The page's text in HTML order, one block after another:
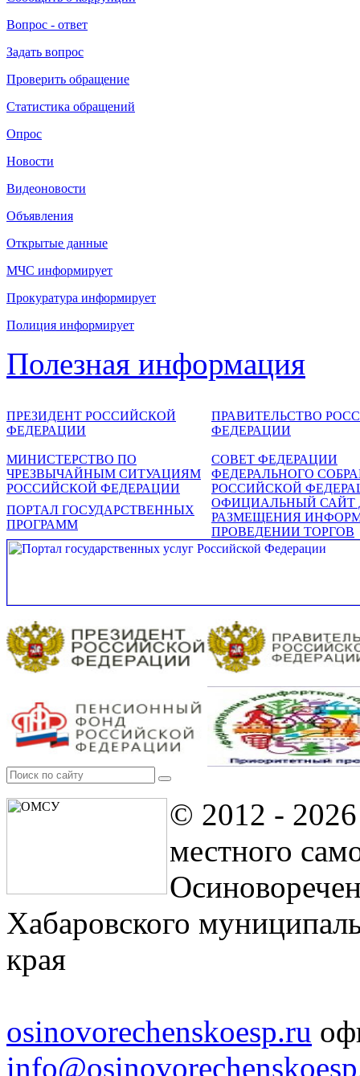
Вопрос - ответ
Задать вопрос
Проверить обращение
Статистика обращений
Опрос
Новости
Видеоновости
Объявления
Открытые данные
МЧС информирует
Прокуратура информирует
Полиция информирует
Полезная информация
ПРЕЗИДЕНТ РОССИЙСКОЙ
ФЕДЕРАЦИИ
ПРАВИТЕЛЬСТВО
ФЕДЕРАЦИИ
МИНИСТЕРСТВО ПО
ЧРЕЗВЫЧАЙНЫМ СИТУАЦИЯМ
РОССИЙСКОЙ ФЕДЕРАЦИИ
СОВЕТ ФЕДЕРАЦИИ
ФЕДЕРАЛЬНОГО
РОССИЙСКОЙ
ПОРТАЛ ГОСУДАРСТВЕННЫХ
ПРОГРАММ
ОФИЦИАЛЬНЫЙ САЙТ
РАЗМЕЩЕНИЯ
ПРОВЕДЕНИИ ТОРГОВ
© 2012 -
местного
Хабаровского
края
osinovorechenskoesp.ru